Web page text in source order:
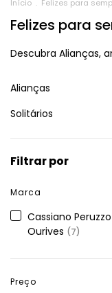
Início . Felizes para
Felizes para
Descubra Alianças,
Alianças
Solitários
Filtrar por
Marca
Cassiano Peruzzo
Ourives (7)
Preço